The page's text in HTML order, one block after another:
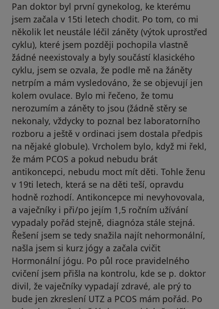
Pan doktor byl první gynekolog, ke kterému
jsem začala v 15ti letech chodit. Po tom, co mi
několik let neustále léčil záněty (výtok uprostřed
cyklu), které jsem později pochopila vlastně
žádné neexistovaly a byly součástí klasického
cyklu, jsem se ozvala, že podle mě na žáněty
netrpím a mám vysledováno, že se objevují jen
kolem ovulace. Bylo mi řečeno, že tomu
nerozumím a záněty to jsou (žádně stěry se
nekonaly, vždycky to poznal bez laboratorního
rozboru a ještě v ordinaci jsem dostala předpis
na nějaké globule). Vrcholem bylo, když mi řekl,
že mám PCOS a pokud nebudu brát
antikoncepci, nebudu moct mít děti. Tohle ženu
v 19ti letech, která se na děti teší, opravdu
hodně rozhodí. Antikoncepce mi nevyhovovala,
a vaječníky i při/po jejím 1,5 ročním užívání
vypadaly pořád stejně, diagnóza stále stejná.
Řešení jsem se tedy snažila najít nehormonální,
našla jsem si kurz jógy a začala cvičit
Hormonální jógu. Po půl roce pravidelného
cvičení jsem přišla na kontrolu, kde se p. doktor
divil, že vaječníky vypadají zdravé, ale prý to
bude jen zkreslení UTZ a PCOS mám pořád. Po